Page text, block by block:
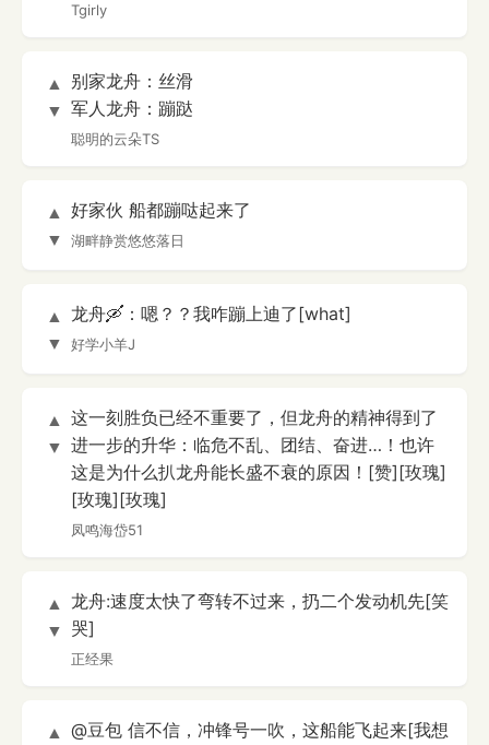
Tgirly
▲
▼
别家龙舟：丝滑
军人龙舟：蹦跶
聪明的云朵TS
▲
▼
好家伙 船都蹦哒起来了
湖畔静赏悠悠落日
▲
▼
龙舟🛶：嗯？？我咋蹦上迪了[what]
好学小羊J
▲
▼
这一刻胜负已经不重要了，但龙舟的精神得到了
进一步的升华：临危不乱、团结、奋进…！也许
这是为什么扒龙舟能长盛不衰的原因！[赞][玫瑰]
[玫瑰][玫瑰]
凤鸣海岱51
▲
▼
龙舟:速度太快了弯转不过来，扔二个发动机先[笑
哭]
正经果
▲
@豆包 信不信，冲锋号一吹，这船能飞起来[我想